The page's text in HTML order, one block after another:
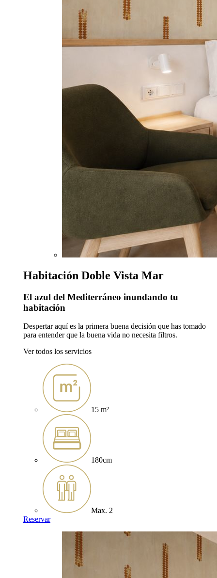
Habitación Doble Vista Mar
El azul del Mediterráneo inundando tu
habitación
Despertar aquí es la primera buena decisión que has tomado
para entender que la buena vida no necesita filtros.
Ver todos los servicios
15 m²
180cm
Max. 2
Reservar